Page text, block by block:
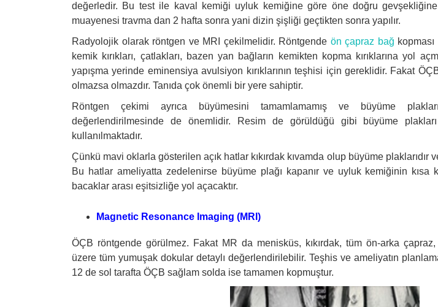
değerledir. Bu test ile kaval kemiği uyluk kemiğine göre öne doğru gevşekliğine
muayenesi travma dan 2 hafta sonra yani dizin şişliği geçtikten sonra yapılır.
Radyolojik olarak röntgen ve MRI çekilmelidir. Röntgende ön çapraz bağ
kemik kırıkları, çatlakları, bazen yan bağların kemikten kopma kırıklarına yol
yapışma yerinde eminensiya avulsiyon kırıklarının teşhisi için gereklidir. Fakat
olmazsa olmazdır. Tanıda çok önemli bir yere sahiptir.
Röntgen çekimi ayrıca büyümesini tamamlamamış ve büyüme plakları
değerlendirilmesinde de önemlidir. Resim de görüldüğü gibi büyüme
kullanılmaktadır.
Çünkü mavi oklarla gösterilen açık hatlar kıkırdak kıvamda olup büyüme plaklarıdır
Bu hatlar ameliyatta zedelenirse büyüme plağı kapanır ve uyluk kemiğinin kısa
bacaklar arası eşitsizliğe yol açacaktır.
Magnetic Resonance Imaging (MRI)
ÖÇB röntgende görülmez. Fakat MR da menisküs, kıkırdak, tüm ön-arka
üzere tüm yumuşak dokular detaylı değerlendirilebilir. Teşhis ve ameliyatın
12 de sol tarafta ÖÇB sağlam solda ise tamamen kopmuştur.